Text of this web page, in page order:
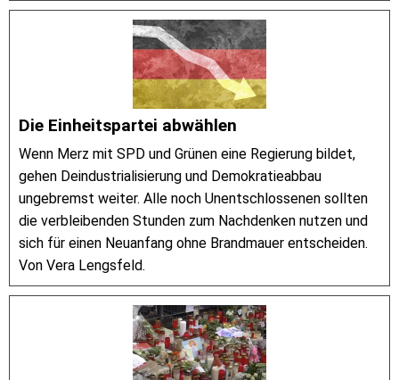
Die Einheitspartei abwählen
Wenn Merz mit SPD und Grünen eine Regierung bildet,
gehen Deindustrialisierung und Demokratieabbau
ungebremst weiter. Alle noch Unentschlossenen sollten
die verbleibenden Stunden zum Nachdenken nutzen und
sich für einen Neuanfang ohne Brandmauer entscheiden.
Von Vera Lengsfeld.